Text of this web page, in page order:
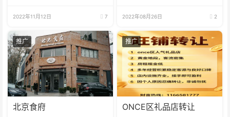
2022年11月12日 7 2022年08月26日 2
推广
北京食府
推广
ONCE区礼品店转让